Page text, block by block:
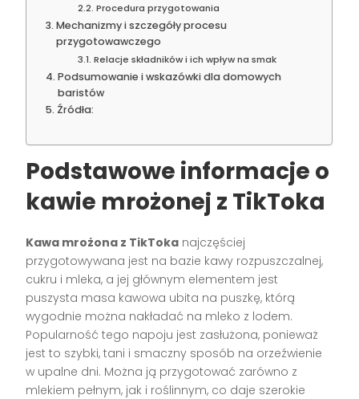
Procedura przygotowania
Mechanizmy i szczegóły procesu
przygotowawczego
Relacje składników i ich wpływ na smak
Podsumowanie i wskazówki dla domowych
baristów
Źródła:
Podstawowe informacje o
kawie mrożonej z TikToka
Kawa mrożona z TikToka najczęściej
przygotowywana jest na bazie kawy rozpuszczalnej,
cukru i mleka, a jej głównym elementem jest
puszysta masa kawowa ubita na puszkę, którą
wygodnie można nakładać na mleko z lodem.
Popularność tego napoju jest zasłużona, ponieważ
jest to szybki, tani i smaczny sposób na orzeźwienie
w upalne dni. Można ją przygotować zarówno z
mlekiem pełnym, jak i roślinnym, co daje szerokie